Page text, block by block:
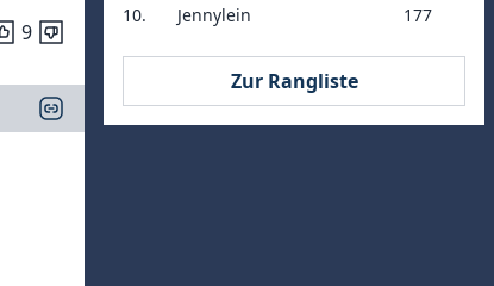
9
10.
Jennylein 177
Zur Rangliste